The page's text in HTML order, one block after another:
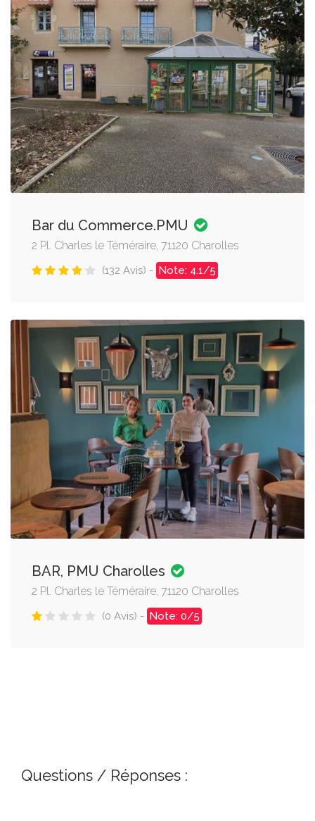
Bar du Commerce.PMU
2 Pl. Charles le Téméraire, 71120 Charolles
(132 Avis) - Note: 4.1/5
BAR, PMU Charolles
2 Pl. Charles le Téméraire, 71120 Charolles
(0 Avis) - Note: 0/5
Questions / Réponses :